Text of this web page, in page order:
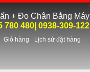
:
+ Đo Chân Bằng Máy
780 480| 0938-309-122
Giỏ hàng Lịch sử đặt hàng